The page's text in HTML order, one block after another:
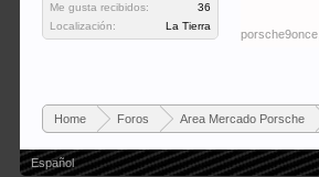
Me gusta recibidos:
36
Localización:
La Tierra
porsche9once
Home Foros Area Mercado Porsche
Español